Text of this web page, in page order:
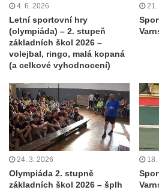
4. 6. 2026
Letní sportovní hry
(olympiáda) – 2. stupeň
základních škol 2026 –
volejbal, ringo, malá kopaná
(a celkové vyhodnocení)
21.
24. 3. 2026
Olympiáda 2. stupně
základních škol 2026 – šplh
18.